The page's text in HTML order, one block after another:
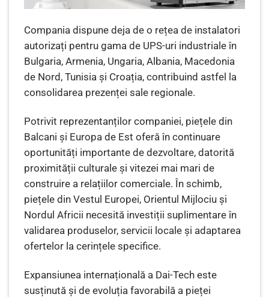
Compania dispune deja de o rețea de instalatori
autorizați pentru gama de UPS-uri industriale în
Bulgaria, Armenia, Ungaria, Albania, Macedonia
de Nord, Tunisia și Croația, contribuind astfel la
consolidarea prezenței sale regionale.
Potrivit reprezentanților companiei, piețele din
Balcani și Europa de Est oferă în continuare
oportunități importante de dezvoltare, datorită
proximității culturale și vitezei mai mari de
construire a relațiilor comerciale. În schimb,
piețele din Vestul Europei, Orientul Mijlociu și
Nordul Africii necesită investiții suplimentare în
validarea produselor, servicii locale și adaptarea
ofertelor la cerințele specifice.
Expansiunea internațională a Dai-Tech este
susținută și de evoluția favorabilă a pieței